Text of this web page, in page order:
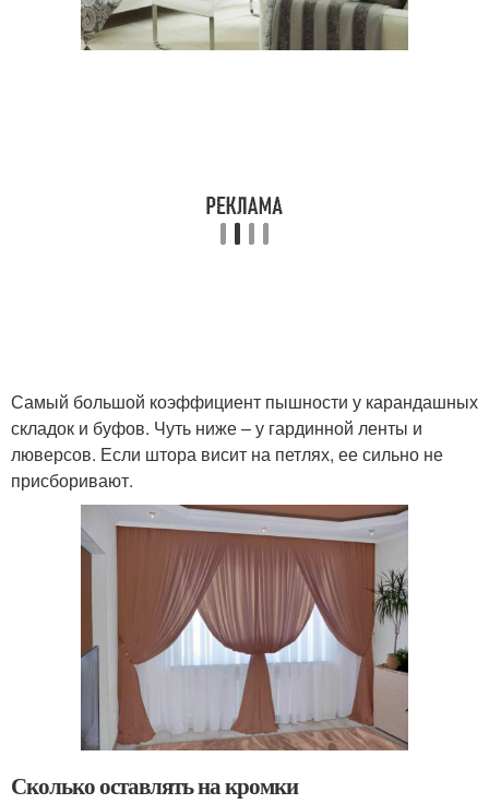
Самый большой коэффициент пышности у карандашных
складок и буфов. Чуть ниже – у гардинной ленты и
люверсов. Если штора висит на петлях, ее сильно не
присборивают.
Сколько оставлять на кромки